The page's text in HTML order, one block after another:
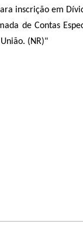
inscrição em
de Contas
(NR)"